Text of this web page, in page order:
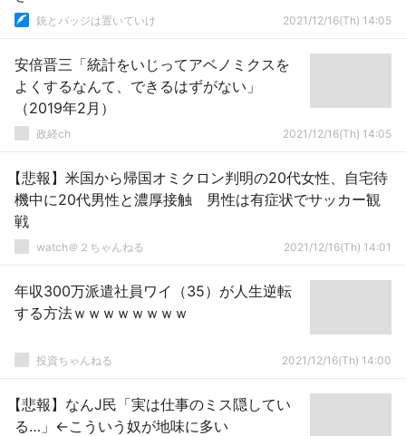
銃とバッジは置いていけ 2021/12/16(Th) 14:05
安倍晋三「統計をいじってアベノミクスを
よくするなんて、できるはずがない」
（2019年2月）
政経ch 2021/12/16(Th) 14:05
【悲報】米国から帰国オミクロン判明の20代女性、自宅待
機中に20代男性と濃厚接触 男性は有症状でサッカー観
戦
watch＠２ちゃんねる 2021/12/16(Th) 14:01
年収300万派遣社員ワイ（35）が人生逆転
する方法ｗｗｗｗｗｗｗｗ
投資ちゃんねる 2021/12/16(Th) 14:00
【悲報】なんJ民「実は仕事のミス隠してい
る…」←こういう奴が地味に多い